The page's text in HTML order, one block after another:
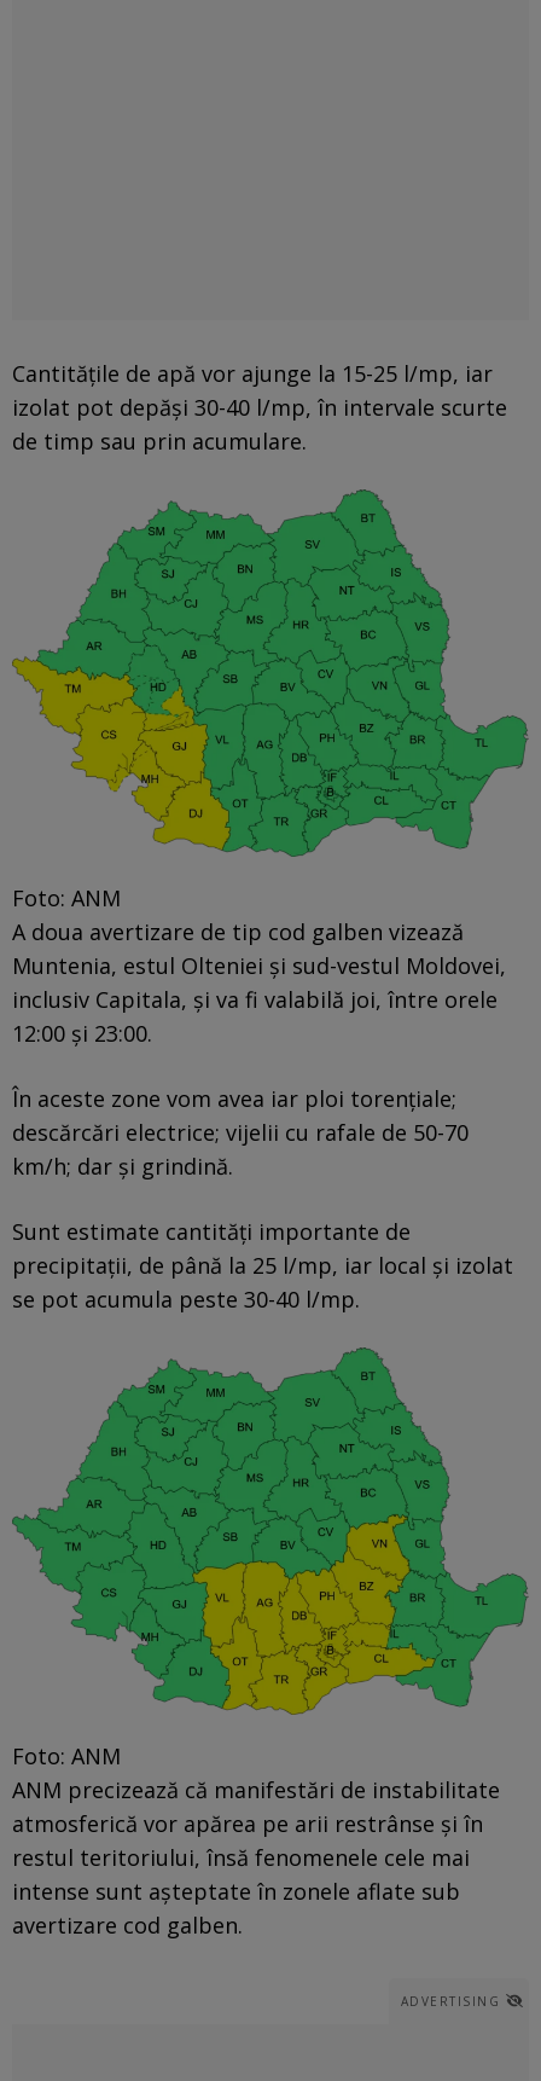
Cantitățile de apă vor ajunge la 15-25 l/mp, iar
izolat pot depăși 30-40 l/mp, în intervale scurte
de timp sau prin acumulare.
Foto: ANM
A doua avertizare de tip cod galben vizează
Muntenia, estul Olteniei și sud-vestul Moldovei,
inclusiv Capitala, şi va fi valabilă joi, între orele
12:00 și 23:00.
În aceste zone vom avea iar ploi torențiale;
descărcări electrice; vijelii cu rafale de 50-70
km/h; dar şi grindină.
Sunt estimate cantități importante de
precipitații, de până la 25 l/mp, iar local și izolat
se pot acumula peste 30-40 l/mp.
Foto: ANM
ANM precizează că manifestări de instabilitate
atmosferică vor apărea pe arii restrânse și în
restul teritoriului, însă fenomenele cele mai
intense sunt așteptate în zonele aflate sub
avertizare cod galben.
ADVERTISING